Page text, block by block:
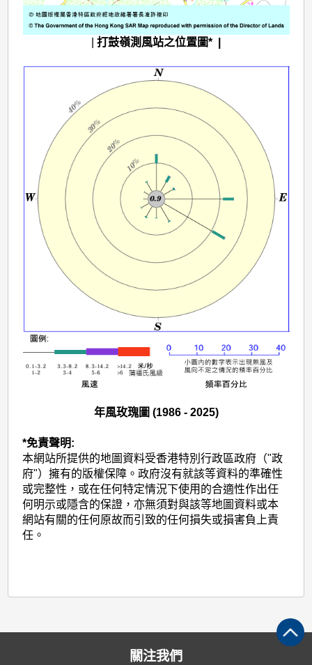
打鼓嶺測風站之位置圖* |
年風玫瑰圖 (1986 - 2025)
*免責聲明:
本網站所提供的地圖資料受香港特別行政區政府（"政
府"）擁有的版權保障。政府沒有就該等資料的準確性
或完整性，或在任何特定情況下使用的合適性作出任
何明示或隱含的保證，亦無須對與該等地圖資料或本
網站有關的任何原故而引致的任何損失或損害負上責
任。
關注我們